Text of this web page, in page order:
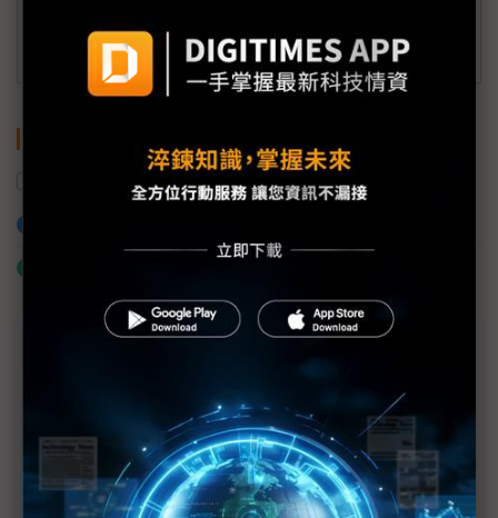
訂閱DIGITIMES 行動版
MacBook
MLCC訂單過熱、出貨比創高 村田示警全球AI基
建熱潮將趨緩
2027全年記憶體產能提前售罄 買家「祕而不
宣」只怕買不夠